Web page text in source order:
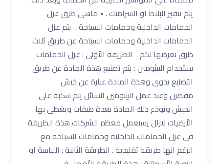
يتم تنفيز البلاط او السراميك . • ماهى طرق عزل
الحمامات الداخلية وحمامات السباحة . يتم عزل
الحمامات الداخلية وحمامات السباحة عن طريق ثلاث
طرق نعرضها لكم . الطريقة الاْولى : عزل الحمامات
بستخدام البيثومين : يتم تصنيع هذة المادة عن طريق
التصنيع يدوى وهذة المادة عبارة عن خيش
مقطرن وعند عمل البيثومين السائل يتم سكبة على
الخيش وتوذع ذلك المادة بعدة طبقات ويغطى بها
الاْرضيات لازال يستعمل معظم الشركات هذة الطريقة
فى عزل الحمامات الداخلية وحمامات السباحة مع
الرغم انها طريقة تقليدية . الطريقة الثانية : اللياسة او